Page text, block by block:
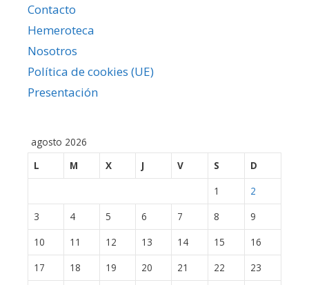
Contacto
Hemeroteca
Nosotros
Política de cookies (UE)
Presentación
agosto 2026
L
M X J V S
D
1
2
3
4 5 6 7 8
9
10
11 12 13 14 15
16
17
18 19 20 21 22
23